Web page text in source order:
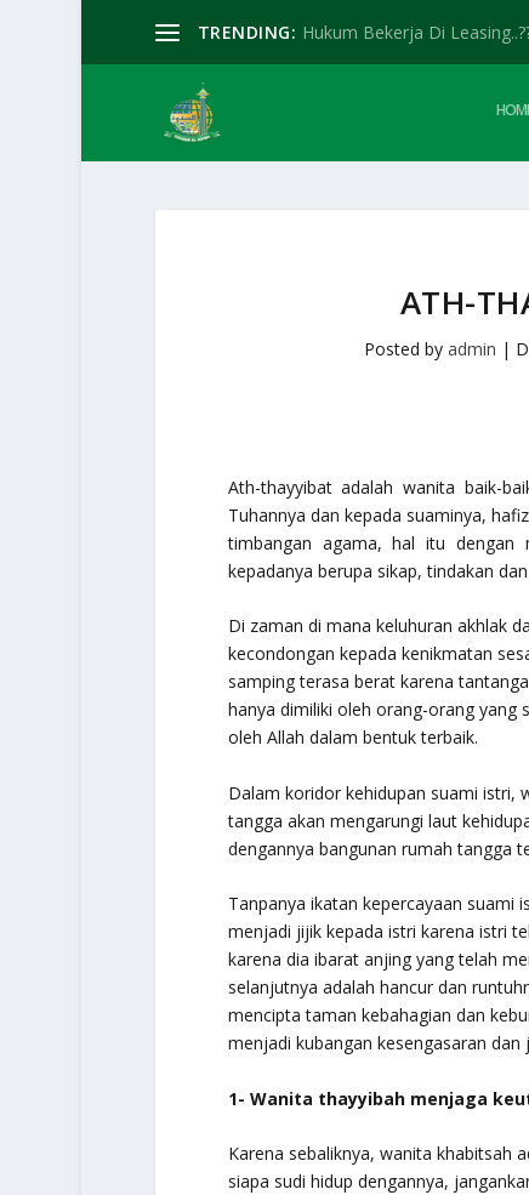
TRENDING: Hukum Bekerja Di
ATH-
Posted by admin |
Ath-thayyibat adalah wanita baik-
Tuhannya dan kepada suaminya,
timbangan agama, hal itu dengan
kepadanya berupa sikap, tindakan
Di zaman di mana keluhuran akhlak
kecondongan kepada kenikmatan
samping terasa berat karena
hanya dimiliki oleh orang-orang yang
oleh Allah dalam bentuk terbaik.
Dalam koridor kehidupan suami istri,
tangga akan mengarungi laut
dengannya bangunan rumah tangga
Tanpanya ikatan kepercayaan suami
menjadi jijik kepada istri karena istri
karena dia ibarat anjing yang telah
selanjutnya adalah hancur dan
mencipta taman kebahagian dan
menjadi kubangan kesengasaran dan
1- Wanita thayyibah menjaga
Karena sebaliknya, wanita khabitsah
siapa sudi hidup dengannya,